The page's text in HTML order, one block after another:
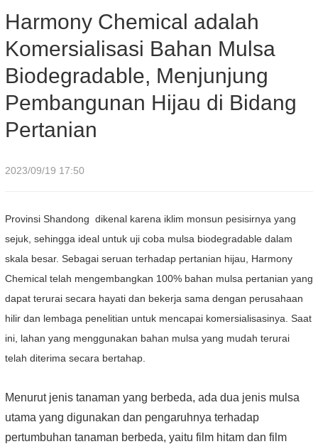
Menjunjung Pembangunan Hijau di Bidang Pertanian
Harmony Chemical adalah
Komersialisasi Bahan Mulsa
Biodegradable, Menjunjung
Pembangunan Hijau di Bidang
Pertanian
2023/09/19 17:50
Provinsi Shandong dikenal karena iklim monsun pesisirnya yang
sejuk, sehingga ideal untuk uji coba mulsa biodegradable dalam
skala besar. Sebagai seruan terhadap pertanian hijau, Harmony
Chemical telah mengembangkan 100% bahan mulsa pertanian yang
dapat terurai secara hayati dan bekerja sama dengan perusahaan
hilir dan lembaga penelitian untuk mencapai komersialisasinya. Saat
ini, lahan yang menggunakan bahan mulsa yang mudah terurai
telah diterima secara bertahap.
Menurut jenis tanaman yang berbeda, ada dua jenis mulsa
utama yang digunakan dan pengaruhnya terhadap
pertumbuhan tanaman berbeda, yaitu film hitam dan film